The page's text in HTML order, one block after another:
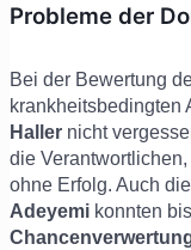
Probleme der
Bei der Bewertung
krankheitsbedingten
Haller nicht
die
ohne Erfolg. Auch
Adeyemi konnten